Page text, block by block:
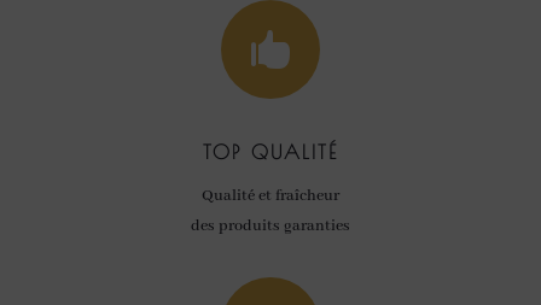

TOP QUALITÉ
Qualité et fraîcheur
des produits garanties